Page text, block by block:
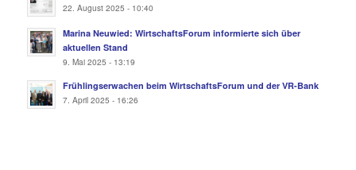
22. August 2025 - 10:40
Marina Neuwied: WirtschaftsForum informierte sich über
aktuellen Stand
9. Mai 2025 - 13:19
Frühlingserwachen beim WirtschaftsForum und der VR-Bank
7. April 2025 - 16:26